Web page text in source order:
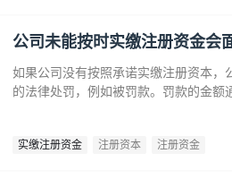
公司未能按时实缴注册资金会
如果公司没有按照承诺实缴注册资本，
的法律处罚，例如被罚款。罚款的金额
实缴注册资金 注册资本 注册资金